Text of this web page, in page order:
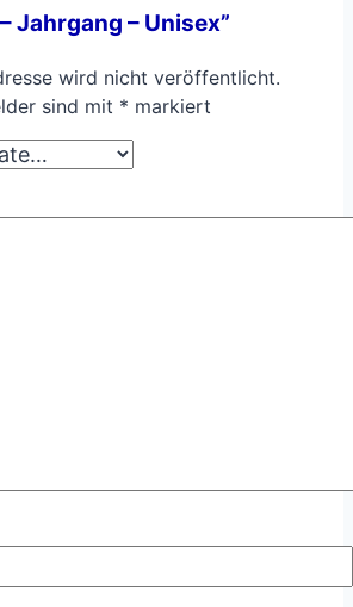
Jahrgang – Unisex”
wird nicht veröffentlicht.
sind mit * markiert